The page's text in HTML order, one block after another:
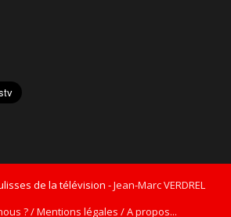
de la télévision -Jean-Marc VERDREL
? / Mentions légales / A propos...